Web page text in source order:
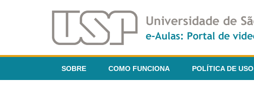
SOBRE COMO FUNCIONA POLÍTICA DE USO